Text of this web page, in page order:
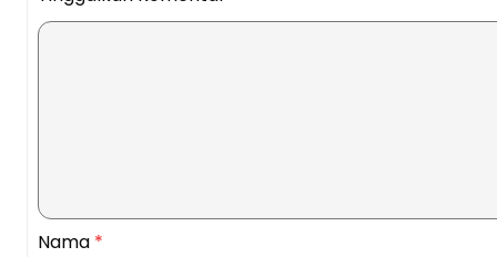
Nama *